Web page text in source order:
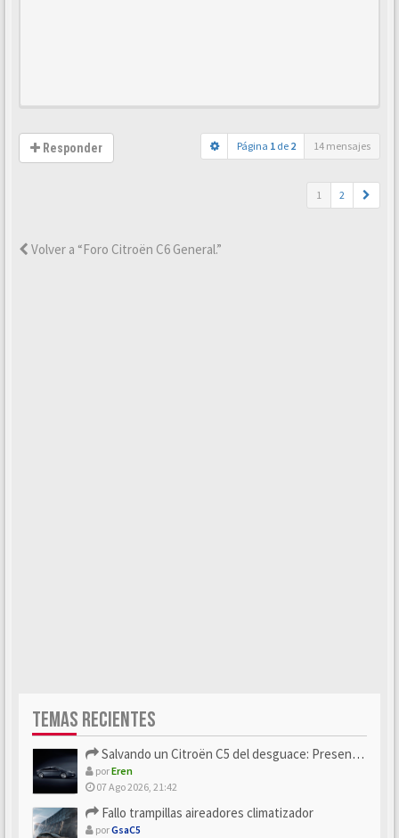
Responder Página 1 de 2 14 mensajes
1 2
Volver a “Foro Citroën C6 General.”
TEMAS RECIENTES
Salvando un Citroën C5 del desguace: Presentación y seguimiento
porEren
07 Ago 2026, 21:42
Fallo trampillas aireadores climatizador
porGsaC5